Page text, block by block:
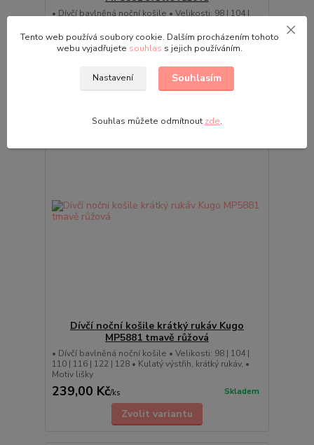
• Dívčí bavlněná noční košile • Velikosti: 98 | 104 |
Motiv lišky
239,00 Kč/ks Skladem
Zvolit variantu
Dívčí noční košile krátký rukáv Kugo
MP5881 tmavě růžová
• Dívčí bavlněná noční košile • Velikosti: 98 | 104 |
110 | 116 | 122 | 128 • Kulatý výstřih, krátký rukáv, •
Motiv lišky
239,00 Kč/ks Skladem
Zvolit variantu
Tento web používá soubory cookie. Dalším procházením tohoto
webu vyjadřujete souhlas s jejich používáním.
Nastavení Souhlasím
Souhlas můžete odmítnout zde.